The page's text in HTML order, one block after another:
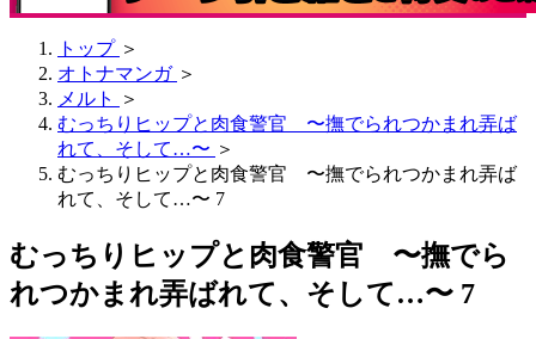
トップ ＞
オトナマンガ ＞
メルト
＞
むっちりヒップと肉食警官 〜撫でられつかまれ弄ば
れて、そして…〜 ＞
むっちりヒップと肉食警官 〜撫でられつかまれ弄ば
れて、そして…〜 7
むっちりヒップと肉食警官 〜撫でら
れつかまれ弄ばれて、そして…〜 7